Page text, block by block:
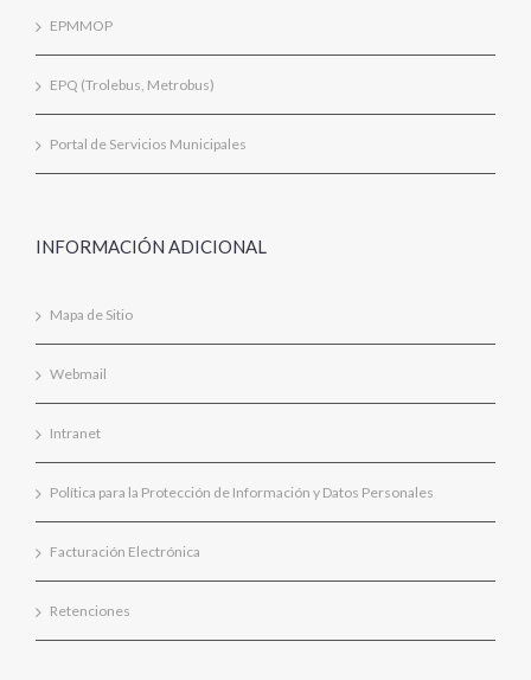
EPMMOP
EPQ (Trolebus, Metrobus)
Portal de Servicios Municipales
INFORMACIÓN ADICIONAL
Mapa de Sitio
Webmail
Intranet
Política para la Protección de Información y Datos Personales
Facturación Electrónica
Retenciones